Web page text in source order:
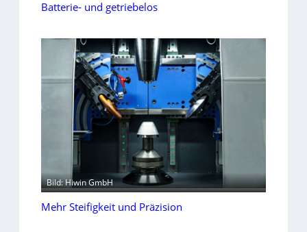
Batterie- und getriebelos
Bild: Hiwin GmbH
Mehr Steifigkeit und Präzision